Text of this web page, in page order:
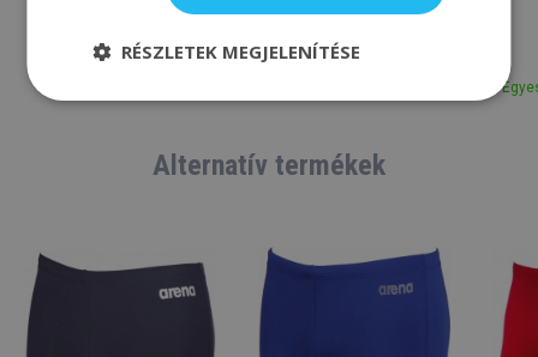
8 970 Ft 8 070 Ft
Elite Mirror
22 445 Ft 19 450 Ft
Alternatív termékek
RÉSZLETEK MEGJELENÍTÉSE